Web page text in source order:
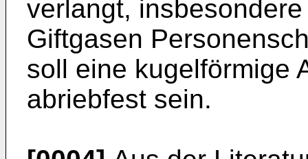
verlangt,
Giftgasen
soll eine kugelförmige
abriebfest sein.